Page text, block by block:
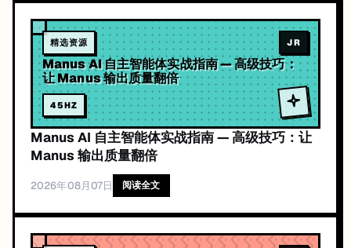
精选资源 JR
Manus AI 自主智能体实战指南 — 高级技巧：
让 Manus 输出质量翻倍
45HZ
Manus AI 自主智能体实战指南 — 高级技巧：让
Manus 输出质量翻倍
2026年08月07日 阅读全文